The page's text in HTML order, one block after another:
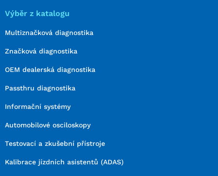
Výběr z katalogu
Multiznačková diagnostika
Značková diagnostika
OEM dealerská diagnostika
Passthru diagnostika
Informační systémy
Automobilové osciloskopy
Testovací a zkušební přístroje
Kalibrace jízdních asistentů (ADAS)